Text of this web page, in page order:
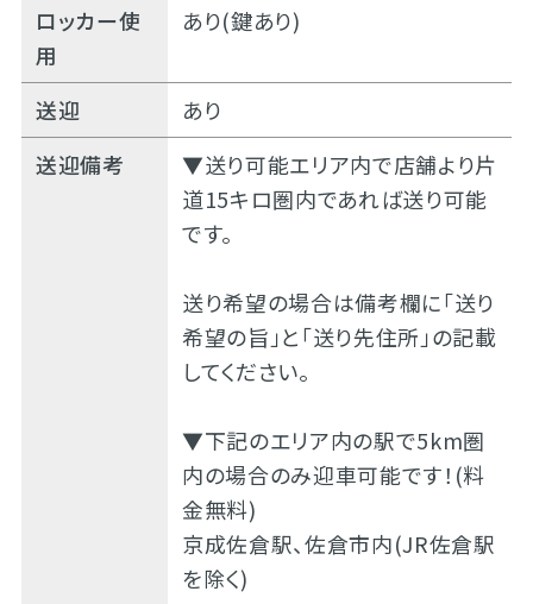
ロッカー使
用
あり(鍵あり)
送迎
あり
送迎備考
▼送り可能エリア内で店舗より片
道15キロ圏内であれば送り可能
です。
送り希望の場合は備考欄に「送り
希望の旨」と「送り先住所」の記載
してください。
▼下記のエリア内の駅で5km圏
内の場合のみ迎車可能です！(料
金無料)
京成佐倉駅、佐倉市内(JR佐倉駅
を除く)